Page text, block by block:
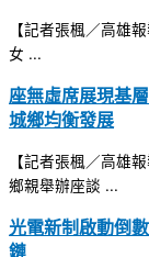
【記者張楓／高雄
女 ...
座無虛席展現基
城鄉均衡發展
【記者張楓／高雄
鄉親舉辦座談 ...
光電新制啟動倒
鏈